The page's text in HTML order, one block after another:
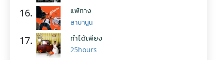
16. แพ้ทาง
ลาบานูน
17. ทำได้เพียง
25hours